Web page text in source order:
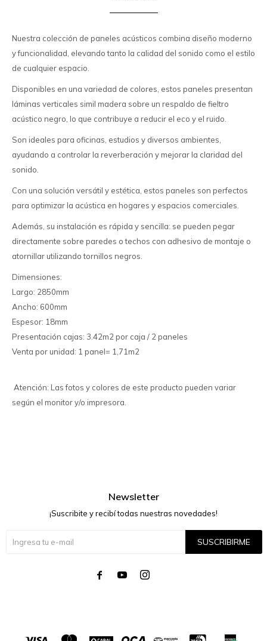
Nuestra colección de paneles acústicos combina diseño moderno
y funcionalidad, elevando tanto la calidad del sonido como el estilo
de cualquier espacio.
Disponibles en una variedad de colores, estos paneles presentan
láminas verticales simil madera sobre un respaldo de fieltro
acústico negro, lo que contribuye a reducir el eco y el ruido.
Son ideales para oficinas, estudios y diversos ambientes,
ayudando a controlar la reverberación y mejorar la claridad del
sonido.
Con una solución versátil y estética, estos paneles son perfectos
para optimizar la acústica en hogares y espacios comerciales.
Además, su instalación es rápida y sencilla: se pueden pegar
directamente sobre paredes o techos con adhesivo de montaje o
atornillar utilizando tornillos negros.
Dimensiones:
Largo: 2850mm
Ancho: 600mm
Espesor: 18mm
Presentación cajas: 3.42m2 por caja / 2 paneles
Venta por unidad: 1 panel= 1,71m2
Atención: Las fotos y colores de este producto pueden variar
según el monitor y/o impresora.
Newsletter
¡Suscribite y recibí todas nuestras novedades!
SUSCRIBIRME
  